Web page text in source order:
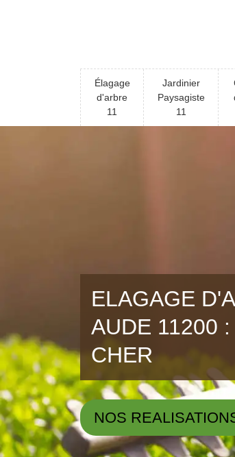
Élagage
d'arbre
11
Jardinier
Paysagiste
11
ELAGAGE
AUDE 11200
CHER
NOS